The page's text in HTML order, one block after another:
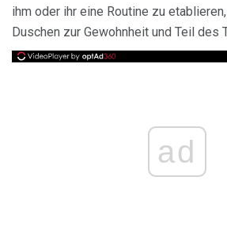
ihm oder ihr eine Routine zu
Duschen zur Gewohnheit und Teil des
ad